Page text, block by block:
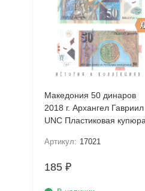
Македония 50 динаров
2018 г. Архангел Гавриил
UNC Пластиковая купюра
Артикул: 17021
185 ₽